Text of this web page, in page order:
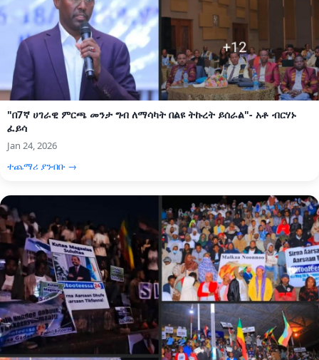
"በ7ኛ ሀገራዊ ምርጫ መንታ ግብ ለማሳካት በልዩ ትኩረት ይሰራል"- አቶ ብርሃኑ
ፈይሳ
Jan 24, 2026
ተጨማሪ ያንብቡ →